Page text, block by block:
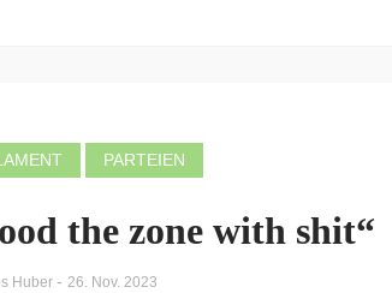
PARTEIEN
the zone with shit“
Huber - 26. Nov. 2023